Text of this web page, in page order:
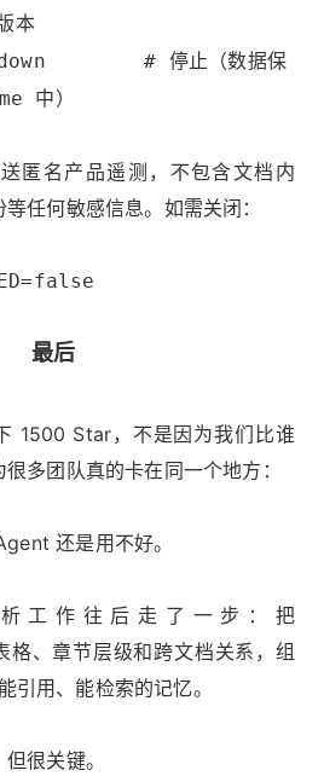
本
down # 停止（数据保
中）
匿名产品遥测，不包含文档内
任何敏感信息。如需关闭：
最后
1500 Star，不是因为我们比谁
多团队真的卡在同一个地方：
还是用不好。
析工作往后走了一步：把
、章节层级和跨文档关系，组
用、能检索的记忆。
很关键。